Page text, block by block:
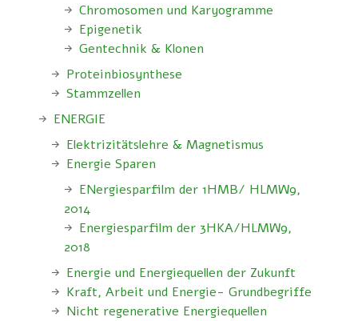
Chromosomen und Karyogramme
Epigenetik
Gentechnik & Klonen
Proteinbiosynthese
Stammzellen
ENERGIE
Elektrizitätslehre & Magnetismus
Energie Sparen
ENergiesparfilm der 1HMB/ HLMW9,
2014
Energiesparfilm der 3HKA/HLMW9,
2018
Energie und Energiequellen der Zukunft
Kraft, Arbeit und Energie- Grundbegriffe
Nicht regenerative Energiequellen